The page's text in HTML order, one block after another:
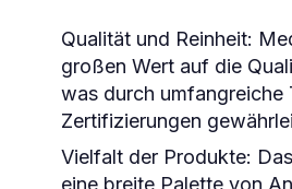
Qualität und Reinheit:
großen Wert auf die
was durch umfangreiche
Zertifizierungen
Vielfalt der Produkte:
eine breite Palette von